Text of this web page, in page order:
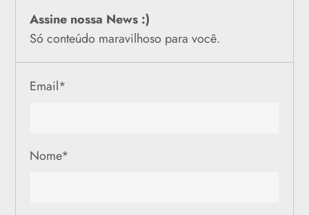
Assine nossa News :)
Só conteúdo maravilhoso para você.
Email*
Nome*